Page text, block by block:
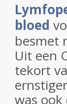
bloed
besmet
Uit een
tekort
was